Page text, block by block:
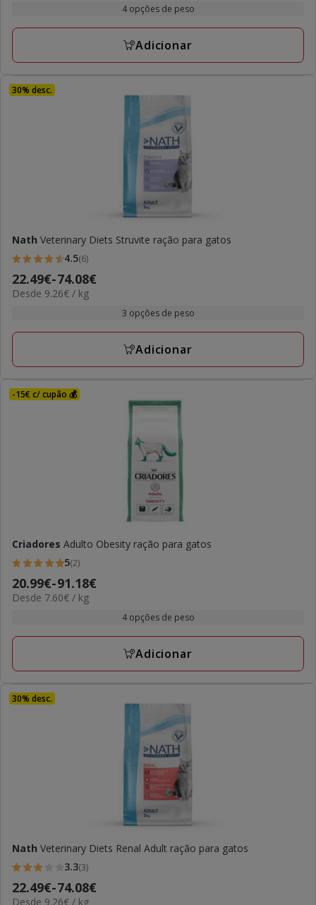
a
4 opções de peso
Adicionar
30% desc.
Nath Veterinary Diets Struvite ração para gatos
4.5
estrelas
com
avaliações
4.5(6)
Preço
de
a
22.49€-74.08€
9.26€
Desde 9.26€ / kg
3 opções de peso
Adicionar
-15€ c/ cupão 💰
Criadores Adulto Obesity ração para gatos
5
estrelas
com
avaliações
5(2)
Preço
de
a
20.99€-91.18€
7.60€
Desde 7.60€ / kg
4 opções de peso
Adicionar
30% desc.
Nath Veterinary Diets Renal Adult ração para gatos
3.3
estrelas
3.3(3)
Preço
22.49€-74.08€
9.26€
Desde 9.26€ / kg